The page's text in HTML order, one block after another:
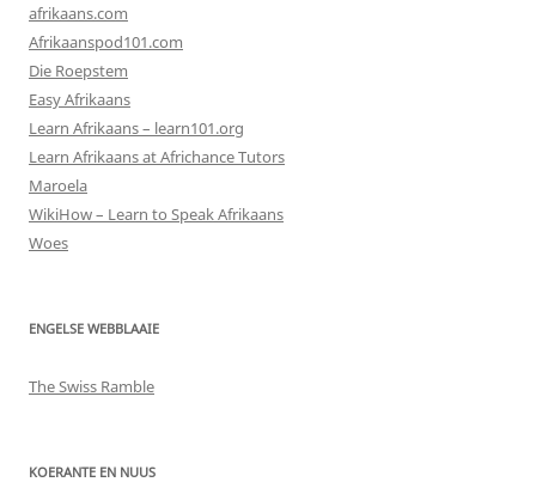
afrikaans.com
Afrikaanspod101.com
Die Roepstem
Easy Afrikaans
Learn Afrikaans – learn101.org
Learn Afrikaans at Africhance Tutors
Maroela
WikiHow – Learn to Speak Afrikaans
Woes
ENGELSE WEBBLAAIE
The Swiss Ramble
KOERANTE EN NUUS